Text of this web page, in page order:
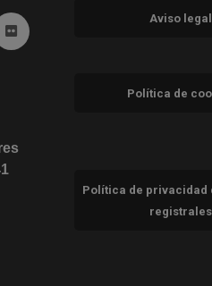
nueva)
en ventana nueva)
(abre en ventana nueva)
Ir a Flickr (abre en ventana nueva)
nueva)
en ventana nueva)
(abre en ventana nueva)
Aviso legal
Política de
Política de privacidad
registrales